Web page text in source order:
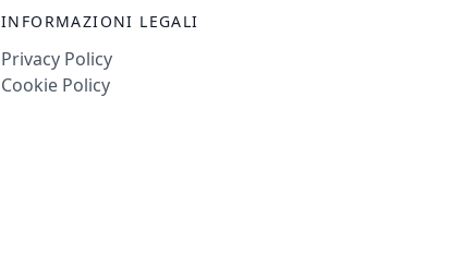
INFORMAZIONI LEGALI
Privacy Policy
Cookie Policy